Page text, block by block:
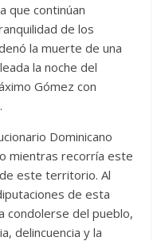
que continúan
de los
la muerte de una
la noche del
Gómez con
Dominicano
mientras recorría este
este territorio. Al
de esta
condolerse del pueblo,
delincuencia y la